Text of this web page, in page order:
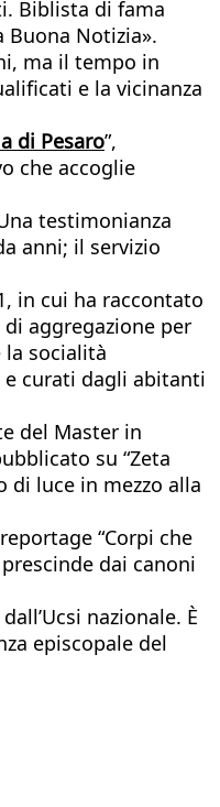
Biblista di fama
Notizia».
ma il tempo in
e la vicinanza
di Pesaro”,
che accoglie
testimonianza
anni; il servizio
in cui ha raccontato
aggregazione per
la socialità
e curati dagli abitanti
del Master in
su “Zeta
di luce in mezzo alla
“Corpi che
dai canoni
nazionale. È
episcopale del